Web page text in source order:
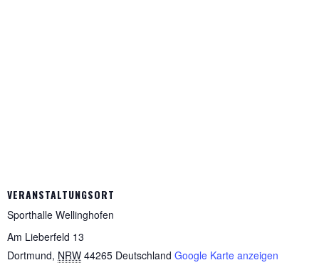
VERANSTALTUNGSORT
Sporthalle Wellinghofen
Am Lieberfeld 13
Dortmund, NRW 44265 Deutschland Google Karte anzeigen